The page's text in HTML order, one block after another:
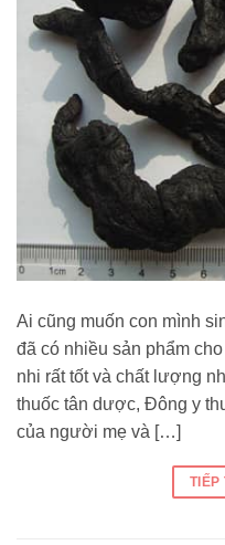
Ai cũng muốn con mình
đã có nhiều sản phẩm
nhi rất tốt và chất lượng
thuốc tân dược, Đông y
của người mẹ và […]
TIẾP